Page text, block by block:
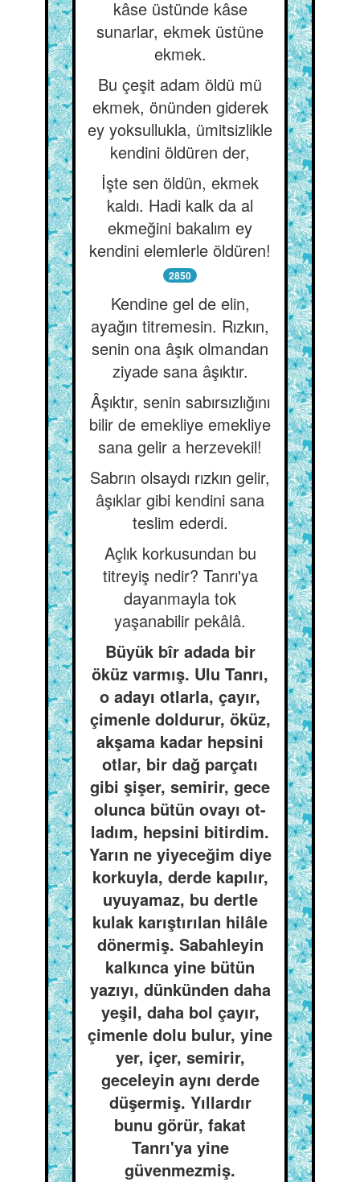
kâse üstünde kâse
sunarlar, ekmek üstüne
ekmek.
Bu çeşit adam öldü mü
ekmek, önünden giderek
ey yoksullukla, ümitsizlikle
kendini öldüren der,
İşte sen öldün, ekmek
kaldı. Hadi kalk da al
ekmeğini bakalım ey
kendini elemlerle öldüren!
2850
Kendine gel de elin,
ayağın titremesin. Rızkın,
senin ona âşık olmandan
ziyade sana âşıktır.
Âşıktır, senin sabırsızlığını
bilir de emekliye emekliye
sana gelir a herzevekil!
Sabrın olsaydı rızkın gelir,
âşıklar gibi kendini sana
teslim ederdi.
Açlık korkusundan bu
titreyiş nedir? Tanrı'ya
dayanmayla tok
yaşanabilir pekâlâ.
Büyük bîr adada bir
öküz varmış. Ulu Tanrı,
o adayı otlarla, çayır,
çimenle doldurur, öküz,
akşama kadar hepsini
otlar, bir dağ parçatı
gibi şişer, semirir, gece
olunca bütün ovayı ot-
ladım, hepsini bitirdim.
Yarın ne yiyeceğim diye
korkuyla, derde kapılır,
uyuyamaz, bu dertle
kulak karıştırılan hilâle
dönermiş. Sabahleyin
kalkınca yine bütün
yazıyı, dünkünden daha
yeşil, daha bol çayır,
çimenle dolu bulur, yine
yer, içer, semirir,
geceleyin aynı derde
düşermiş. Yıllardır
bunu görür, fakat
Tanrı'ya yine
güvenmezmiş.